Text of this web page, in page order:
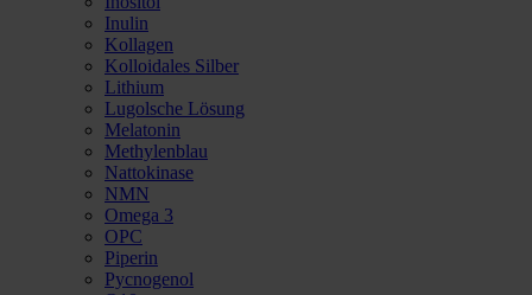
Inulin
Kollagen
Kolloidales Silber
Lithium
Lugolsche Lösung
Melatonin
Methylenblau
Nattokinase
NMN
Omega 3
OPC
Piperin
Pycnogenol